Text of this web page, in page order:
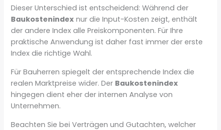
Dieser Unterschied ist entscheidend: Während der
Baukostenindex nur die Input-Kosten zeigt, enthält
der andere Index alle Preiskomponenten. Für Ihre
praktische Anwendung ist daher fast immer der erste
Index die richtige Wahl.
Für Bauherren spiegelt der entsprechende Index die
realen Marktpreise wider. Der Baukostenindex
hingegen dient eher der internen Analyse von
Unternehmen.
Beachten Sie bei Verträgen und Gutachten, welcher